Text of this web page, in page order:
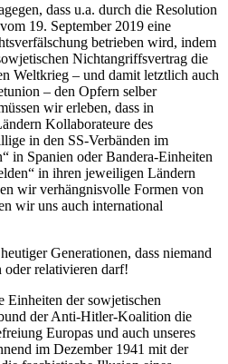
dass u.a. durch die Resolution
19. September 2019 eine
betrieben wird, indem
Nichtangriffsvertrag die
Weltkrieg – und damit letztlich auch
– den Opfern selber
wir erleben, dass in
Kollaborateure des
in den SS-Verbänden im
in Spanien oder Bandera-Einheiten
in ihren jeweiligen Ländern
wir verhängnisvolle Formen von
wir uns auch international
Generationen, dass niemand
oder relativieren darf!
Einheiten der sowjetischen
der Anti-Hitler-Koalition die
Europas und auch unseres
im Dezember 1941 mit der